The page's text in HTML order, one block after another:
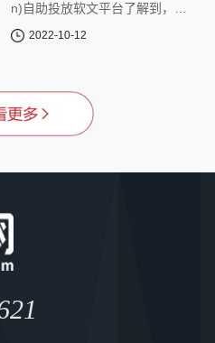
n)自助投放软文平台了解到，软
文营销是网络营销众多方式中的
一种，软文广告不像硬广告，直
看我们的文章...
2022-10-12
软文发稿网(www.ruanwen.com.c
n)自助投放软文平台了解到，随
n)自助投放软文平台了解到，现
在软文推广的形式逐渐多样化,加
想要让自己的产品更快地提升知